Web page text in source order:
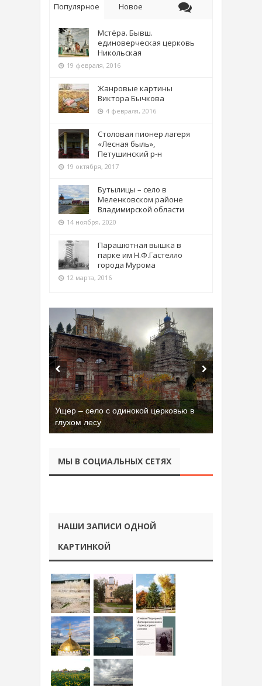
Популярное Новое
Мстёра. Бывш.
единоверческая церковь
Никольская
19 февраля, 2016
Жанровые картины
Виктора Бычкова
4 февраля, 2016
Столовая пионер лагеря
«Лесная быль»,
Петушинский р-н
19 октября, 2017
Бутылицы – село в
Меленковском районе
Владимирской области
14 ноября, 2020
Парашютная вышка в
парке им Н.Ф.Гастелло
города Мурома
12 марта, 2016
Ущер – село с одинокой церковью в
глухом лесу
Бывшая танковая часть имени Сухэ-
Батора во Владимире
МЫ В СОЦИАЛЬНЫХ СЕТЯХ
НАШИ ЗАПИСИ ОДНОЙ
КАРТИНКОЙ